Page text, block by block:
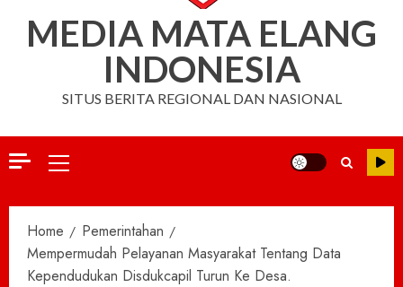
MEDIA MATA ELANG
INDONESIA
SITUS BERITA REGIONAL DAN NASIONAL
Primary
Home
Pemerintahan
Mempermudah Pelayanan Masyarakat Tentang Data
Kependudukan Disdukcapil Turun Ke Desa.